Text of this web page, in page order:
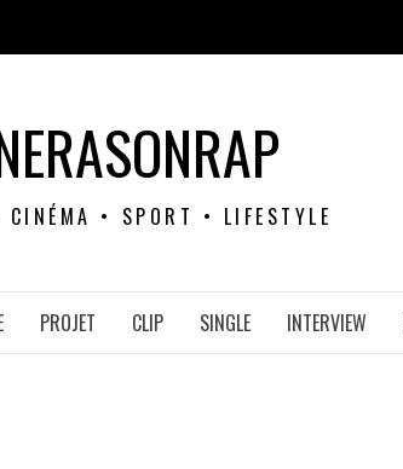
CINÉMA • SPORT • LIFESTYLE
PROJET CLIP SINGLE INTERVIEW